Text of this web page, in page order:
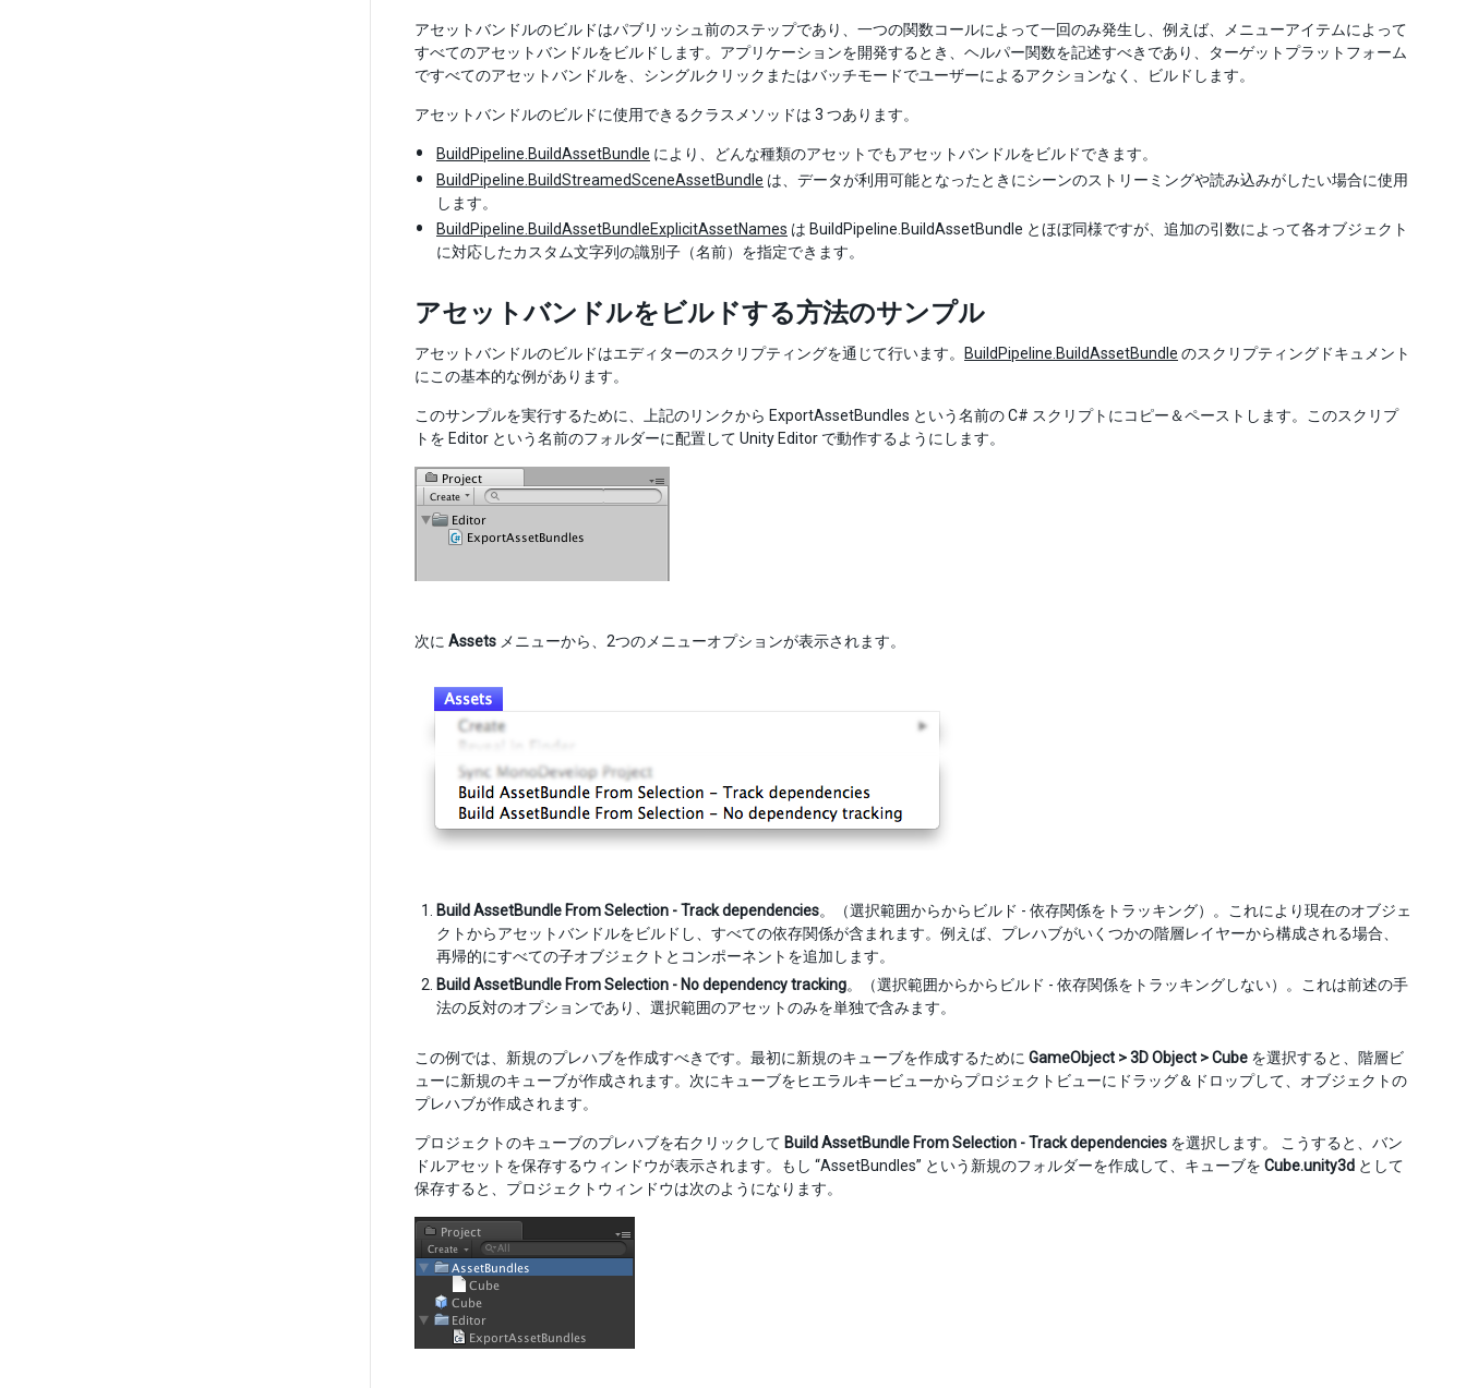
アセットバンドルのビルドはパブリッシュ前のステップであり、一つの関数コールによって一回のみ発生し、例えば、メニューアイテムによって
すべてのアセットバンドルをビルドします。アプリケーションを開発するとき、ヘルパー関数を記述すべきであり、ターゲットプラットフォーム
ですべてのアセットバンドルを、シングルクリックまたはバッチモードでユーザーによるアクションなく、ビルドします。
アセットバンドルのビルドに使用できるクラスメソッドは 3 つあります。
BuildPipeline.BuildAssetBundle により、どんな種類のアセットでもアセットバンドルをビルドできます。
BuildPipeline.BuildStreamedSceneAssetBundle は、データが利用可能となったときにシーンのストリーミングや読み込みがしたい場合に使用
します。
BuildPipeline.BuildAssetBundleExplicitAssetNames は BuildPipeline.BuildAssetBundle とほぼ同様ですが、追加の引数によって各オブジェクト
に対応したカスタム文字列の識別子（名前）を指定できます。
アセットバンドルをビルドする方法のサンプル
アセットバンドルのビルドはエディターのスクリプティングを通じて行います。 BuildPipeline.BuildAssetBundle のスクリプティングドキュメント
にこの基本的な例があります。
このサンプルを実行するために、上記のリンクから ExportAssetBundles という名前の C# スクリプトにコピー＆ペーストします。このスクリプ
トを Editor という名前のフォルダーに配置して Unity Editor で動作するようにします。
次に Assets メニューから、2つのメニューオプションが表示されます。
Build AssetBundle From Selection - Track dependencies。（選択範囲からからビルド - 依存関係をトラッキング）。これにより現在のオブジェ
クトからアセットバンドルをビルドし、すべての依存関係が含まれます。例えば、プレハブがいくつかの階層レイヤーから構成される場合、
再帰的にすべての子オブジェクトとコンポーネントを追加します。
Build AssetBundle From Selection - No dependency tracking。（選択範囲からからビルド - 依存関係をトラッキングしない）。これは前述の手
法の反対のオプションであり、選択範囲のアセットのみを単独で含みます。
この例では、新規のプレハブを作成すべきです。最初に新規のキューブを作成するために GameObject > 3D Object > Cube を選択すると、階層ビ
ューに新規のキューブが作成されます。次にキューブをヒエラルキービューからプロジェクトビューにドラッグ＆ドロップして、オブジェクトの
プレハブが作成されます。
プロジェクトのキューブのプレハブを右クリックして Build AssetBundle From Selection - Track dependencies を選択します。 こうすると、バン
ドルアセットを保存するウィンドウが表示されます。もし “AssetBundles” という新規のフォルダーを作成して、キューブを Cube.unity3d として
保存すると、プロジェクトウィンドウは次のようになります。